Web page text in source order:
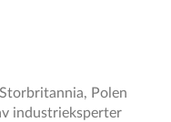
Polen
industrieksperter